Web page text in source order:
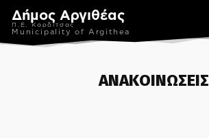
Δήμος Αργιθέας
Π.Ε. Καρδίτσας
Municipality of Argithea
ΑΝΑΚΟΙΝΩΣΕΙΣ